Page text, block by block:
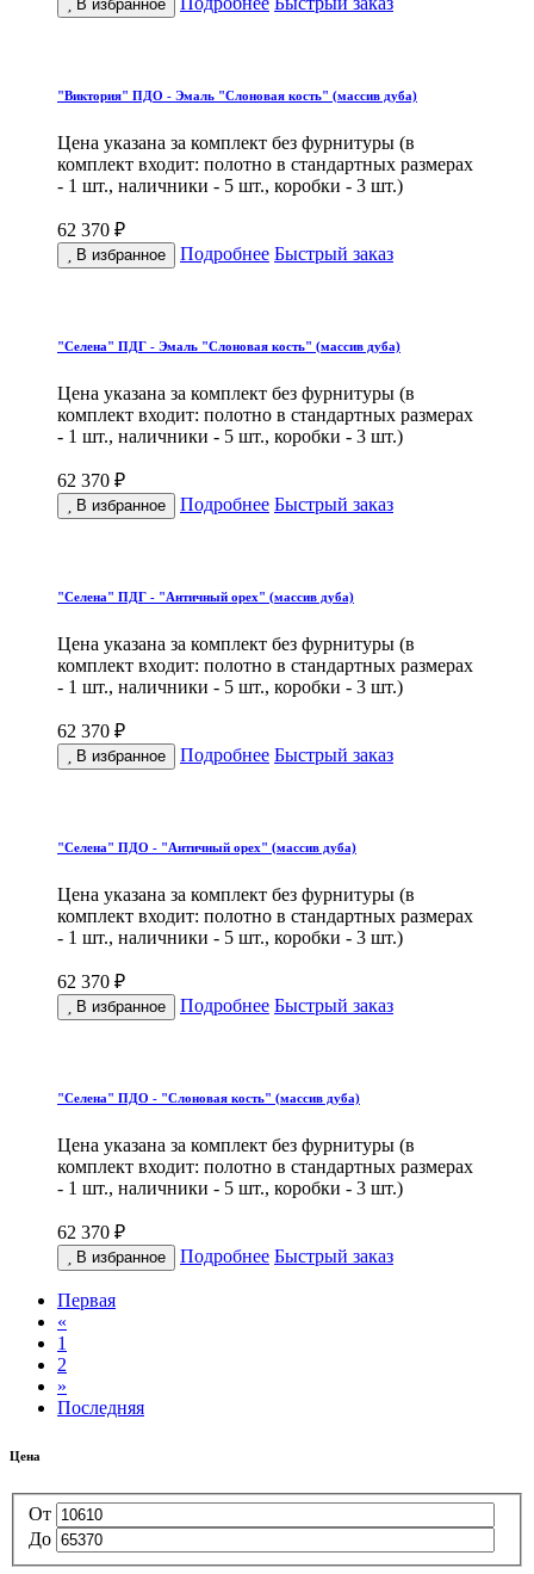
В избранное
"Виктория" ПДО - Эмаль "Слоновая кость" (массив дуба)
Цена указана за комплект без фурнитуры (в
комплект входит: полотно в стандартных размерах
- 1 шт., наличники - 5 шт., коробки - 3 шт.)
62 370 ₽
В избранное Подробнее Быстрый заказ
"Селена" ПДГ - Эмаль "Слоновая кость" (массив дуба)
Цена указана за комплект без фурнитуры (в
комплект входит: полотно в стандартных размерах
- 1 шт., наличники - 5 шт., коробки - 3 шт.)
62 370 ₽
В избранное Подробнее Быстрый заказ
"Селена" ПДГ - "Античный орех" (массив дуба)
Цена указана за комплект без фурнитуры (в
комплект входит: полотно в стандартных размерах
- 1 шт., наличники - 5 шт., коробки - 3 шт.)
62 370 ₽
В избранное Подробнее Быстрый заказ
"Селена" ПДО - "Античный орех" (массив дуба)
Цена указана за комплект без фурнитуры (в
комплект входит: полотно в стандартных размерах
- 1 шт., наличники - 5 шт., коробки - 3 шт.)
62 370 ₽
В избранное Подробнее Быстрый заказ
"Селена" ПДО - "Слоновая кость" (массив дуба)
Цена указана за комплект без фурнитуры (в
комплект входит: полотно в стандартных размерах
- 1 шт., наличники - 5 шт., коробки - 3 шт.)
62 370 ₽
В избранное Подробнее Быстрый заказ
Первая
«
1
2
»
Последняя
Цена
От
До